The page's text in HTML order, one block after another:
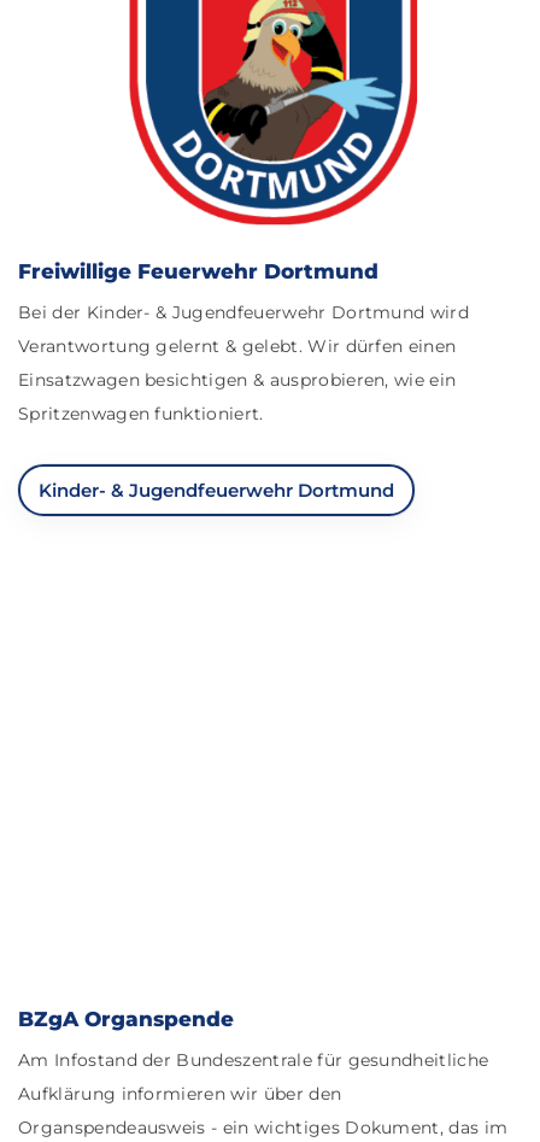
Freiwillige Feuerwehr Dortmund
Bei der Kinder- & Jugendfeuerwehr Dortmund wird
Verantwortung gelernt & gelebt. Wir dürfen einen
Einsatzwagen besichtigen & ausprobieren, wie ein
Spritzenwagen funktioniert.
Kinder- & Jugendfeuerwehr Dortmund
BZgA Organspende
Am Infostand der Bundeszentrale für gesundheitliche
Aufklärung informieren wir über den
Organspendeausweis - ein wichtiges Dokument, das im